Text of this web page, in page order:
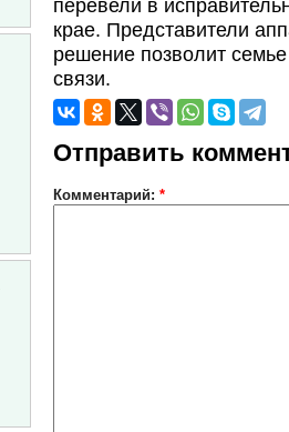
перевели в
крае. Представители
решение позволит
связи.
Отправить
Комментарий: *